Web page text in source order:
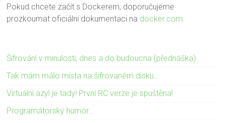
Pokud chcete začít s Dockerem, doporučujeme
prozkoumat oficiální dokumentaci na docker.com.
Šifrování v minulosti, dnes a do budoucna (přednáška)
Tak mám málo místa na šifrovaném disku…
Virtuální azyl je tady! První RC verze je spuštěna!
Programátorský humor…